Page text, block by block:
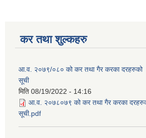
कर तथा शुल्कहरु
आ.व. २०७९/०८० को कर तथा गैर करका दरहरुको
सूची
मिति 08/19/2022 - 14:16
आ.व. २०७८०७९ को कर तथा गैर करका
सूची.pdf